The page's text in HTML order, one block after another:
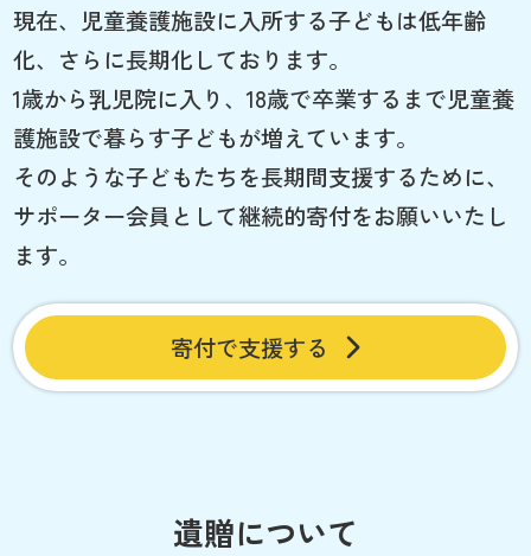
現在、児童養護施設に入所する子どもは低年齢
化、さらに長期化しております。
1歳から乳児院に入り、18歳で卒業するまで児童養
護施設で暮らす子どもが増えています。
そのような子どもたちを長期間支援するために、
サポーター会員として継続的寄付をお願いいたし
ます。
寄付で支援する
遺贈について